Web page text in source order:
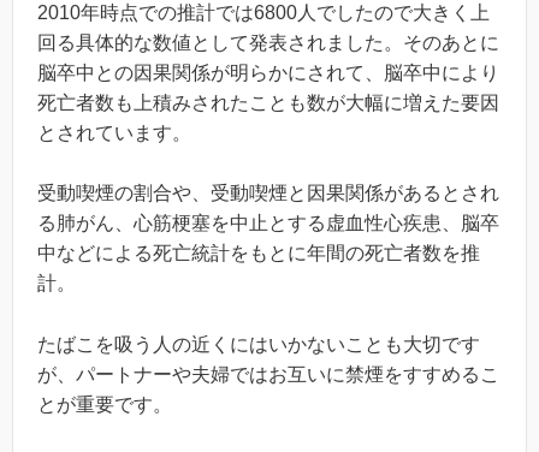
2010年時点での推計では6800人でしたので大きく上
回る具体的な数値として発表されました。そのあとに
脳卒中との因果関係が明らかにされて、脳卒中により
死亡者数も上積みされたことも数が大幅に増えた要因
とされています。
受動喫煙の割合や、受動喫煙と因果関係があるとされ
る肺がん、心筋梗塞を中止とする虚血性心疾患、脳卒
中などによる死亡統計をもとに年間の死亡者数を推
計。
たばこを吸う人の近くにはいかないことも大切です
が、パートナーや夫婦ではお互いに禁煙をすすめるこ
とが重要です。